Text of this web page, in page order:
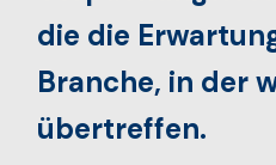
die die
Branche, in der
übertreffen.